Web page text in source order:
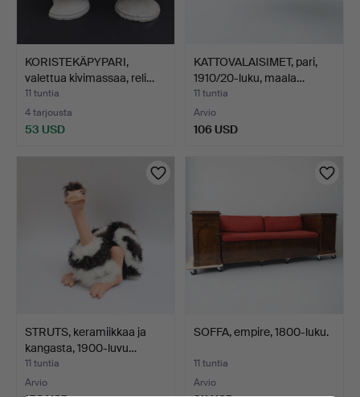
KORISTEKÄPYPARI,
valettua kivimassaa, reli…
11 tuntia
4 tarjousta
53 USD
KATTOVALAISIMET, pari,
1910/20-luku, maala…
11 tuntia
Arvio
106 USD
STRUTS, keramiikkaa ja
kangasta, 1900-luvu…
11 tuntia
Arvio
SOFFA, empire, 1800-luku.
11 tuntia
Arvio